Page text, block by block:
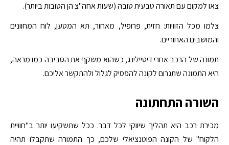
צאו למקום עם תאורה טבעית טובה (שעות אחה"צ הן הטובות ביותר).
צלמו מכל הזוויות: חזית, פרופיל, מאחור, תא המטען, לוח המחוונים
והמושבים האחוריים.
תמונה של הרכב אחרי דיטיילינג, כשהוא משקף את הסביבה כמו מראה,
היא התמונה שתגרום לקונה להפסיק לגלול ולהתקשר אליכם.
השורה התחתונה
מכירת רכב היא תהליך שיווקי לכל דבר. ככל שתשקיעו יותר ב"חוויית
הלקוח" של הקונה הפוטנציאלי שלכם, כך התמורה שתקבלו תהיה